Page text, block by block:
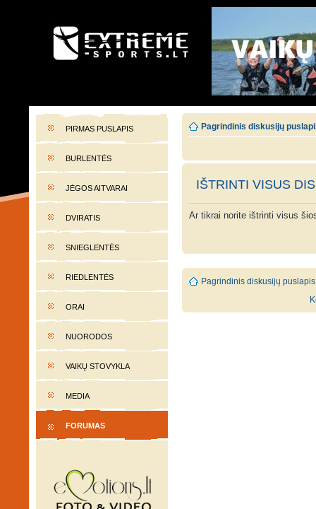
EXTREME-SPORTS.LT
PIRMAS PUSLAPIS
BURLENTĖS
JĖGOS AITVARAI
DVIRATIS
SNIEGLENTĖS
RIEDLENTĖS
ORAI
NUORODOS
VAIKŲ STOVYKLA
MEDIA
FORUMAS
Pagrindinis diskusijų
IŠTRINTI VISUS
Ar tikrai norite ištrinti visus
Pagrindinis diskusijų puslapis